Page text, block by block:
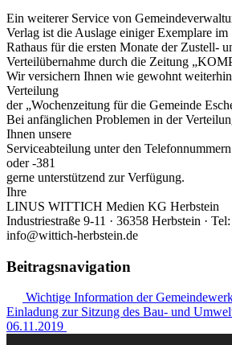
Ein weiterer Service von
Verlag ist die Auslage einiger Exemplare im
Rathaus für die ersten Monate der Zustell-
Verteilübernahme durch die Zeitung
Wir versichern Ihnen wie gewohnt
Verteilung
der „Wochenzeitung für die Gemeinde
Bei anfänglichen Problemen in der
Ihnen unsere
Serviceabteilung unter den
oder -381
gerne unterstützend zur Verfügung.
Ihre
LINUS WITTICH Medien KG Herbstein
Industriestraße 9-11 · 36358 Herbstein ·
info@wittich-herbstein.de
Beitragsnavigation
Wichtige Information der
Einladung zur Sitzung des Bau- und
06.11.2019